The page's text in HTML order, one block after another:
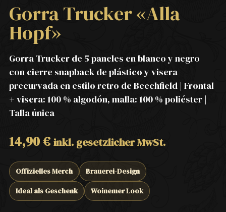
Gorra Trucker «Alla
Hopf»
Gorra Trucker de 5 paneles en blanco y negro
con cierre snapback de plástico y visera
precurvada en estilo retro de Beechfield | Frontal
+ visera: 100 % algodón, malla: 100 % poliéster |
Talla única
14,90€ inkl. gesetzlicher MwSt.
Offizielles Merch
Brauerei-Design
Ideal als Geschenk
Woinemer Look